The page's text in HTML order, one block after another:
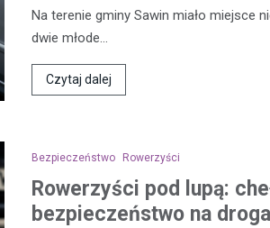
Na terenie gminy Sawin miało miejsce
dwie młode…
Czytaj dalej
Bezpieczeństwo Rowerzyści
Rowerzyści pod lupą:
bezpieczeństwo na